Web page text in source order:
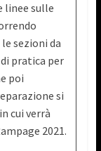
linee sulle
sezioni da
pratica per
poi
si
cui verrà
2021.